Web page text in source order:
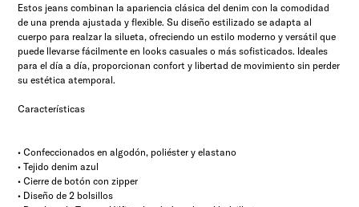
Estos jeans combinan la apariencia clásica del denim con la comodidad
de una prenda ajustada y flexible. Su diseño estilizado se adapta al
cuerpo para realzar la silueta, ofreciendo un estilo moderno y versátil que
puede llevarse fácilmente en looks casuales o más sofisticados. Ideales
para el día a día, proporcionan confort y libertad de movimiento sin perder
su estética atemporal.
Características
• Confeccionados en algodón, poliéster y elastano
• Tejido denim azul
• Cierre de botón con zipper
• Diseño de 2 bolsillos